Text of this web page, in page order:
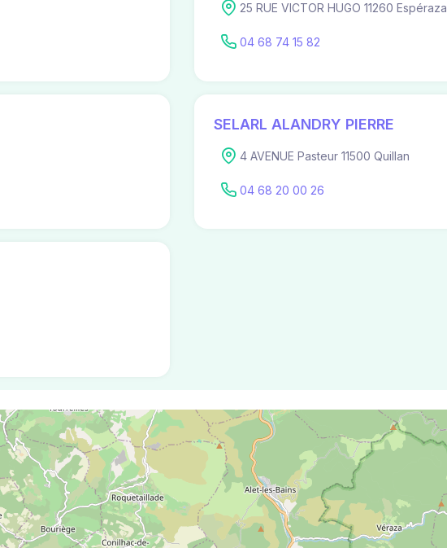
25 RUE VICTOR HUGO 11260 Espéraza
04 68 74 15 82
SELARL ALANDRY PIERRE
4 AVENUE Pasteur 11500 Quillan
04 68 20 00 26